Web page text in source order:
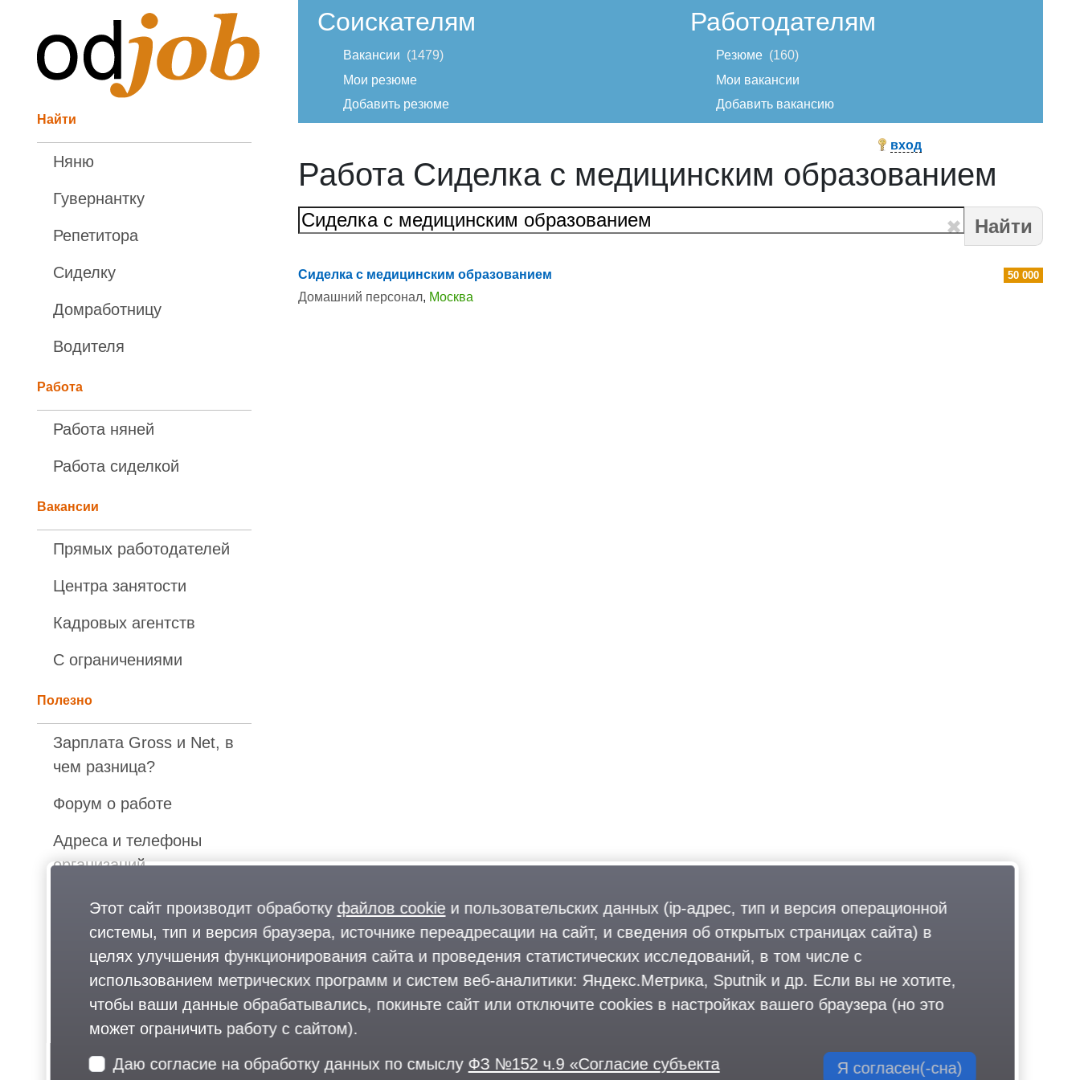
Найти
Няню
Гувернантку
Репетитора
Сиделку
Домработницу
Водителя
Работа
Работа няней
Работа сиделкой
Вакансии
Прямых работодателей
Центра занятости
Кадровых агентств
С ограничениями
Полезно
Зарплата Gross и Net, в
чем разница?
Форум о работе
Адреса и телефоны
организаций
Карта Одинцово
Почему жители
Московской области
рвутся работать в
столицу?
Соискателям
Вакансии
1479
Мои резюме
Добавить резюме
Работодателям
Резюме
160
Мои вакансии
Добавить вакансию
вход
Работа Сиделка с медицинским образованием
Найти
Сиделка с медицинским образованием
Домашний персонал, Москва
50 000
Этот сайт производит обработку файлов cookie и пользовательских данных (ip-адрес, тип и версия операционной
системы, тип и версия браузера, источнике переадресации на сайт, и сведения об открытых страницах сайта) в
целях улучшения функционирования сайта и проведения статистических исследований, в том числе с
использованием метрических программ и систем веб-аналитики: Яндекс.Метрика, Sputnik и др. Если вы не хотите,
чтобы ваши данные обрабатывались, покиньте сайт или отключите cookies в настройках вашего браузера (но это
может ограничить работу с сайтом).
Даю согласие на обработку данных по смыслу ФЗ №152 ч.9 «Согласие субъекта
Я согласен(-сна)